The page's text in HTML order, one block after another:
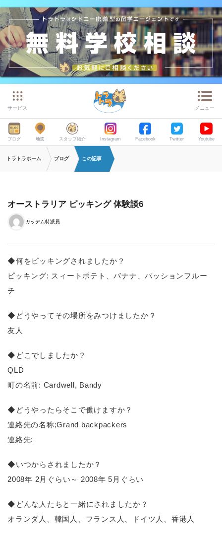
サービス メニュー
ブログ 地図 スタッフ紹介 Instagram Facebook Twitter Youtube
トラトラホーム ブログ この記事
オーストラリア ピッキング 体験談6
ガッデム特派員
◆何をピッキングされましたか？
ピッキング: スィートポテト、バナナ、パッションフルー
チ
◆どうやってその場所をみつけましたか？
友人
◆どこでしましたか？
QLD
町の名前: Cardwell, Bandy
◆どうやったらそこで働けますか？
連絡先の名称;Grand backpackers
連絡先:
◆いつからされましたか？
2008年 2月ぐらい～ 2008年 5月ぐらい
◆どんな人たちと一緒にされましたか？
オランダ人、韓国人、フランス人、ドイツ人、香港人